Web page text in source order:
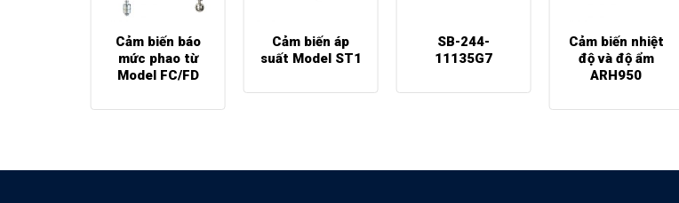
Cảm biến báo
mức phao từ
Model FC/FD
Cảm biến áp
suất Model ST1
SB-244-
11135G7
Cảm biến nhiệt
độ và độ ẩm
ARH950